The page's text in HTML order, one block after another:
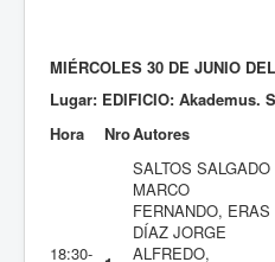
MIÉRCOLES 30 DE JUNIO
Lugar: EDIFICIO: Akademus.
Hora
NroAutores
18:30-
SALTOS SALGADO
MARCO
FERNANDO, ERAS
DÍAZ JORGE
ALFREDO,